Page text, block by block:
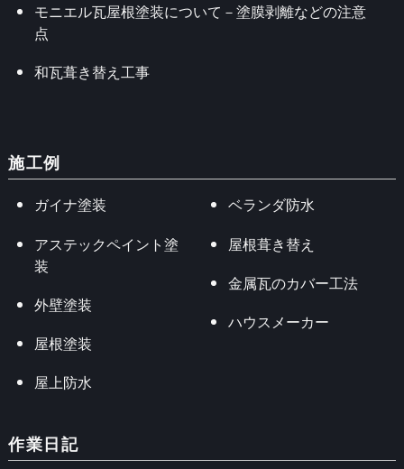
モニエル瓦屋根塗装について－塗膜剥離などの注意
点
和瓦葺き替え工事
施工例
ガイナ塗装
アステックペイント塗
装
外壁塗装
屋根塗装
屋上防水
ベランダ防水
屋根葺き替え
金属瓦のカバー工法
ハウスメーカー
作業日記